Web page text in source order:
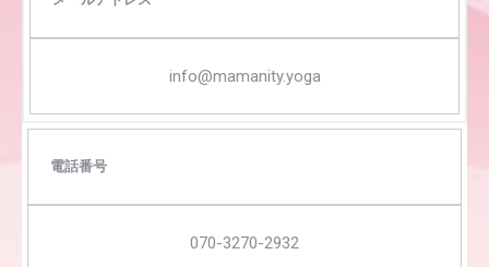
info@mamanity.yoga
電話番号
070-3270-2932